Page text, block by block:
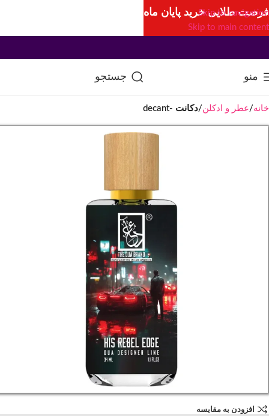
Skip to navigation
Skip to main content
منو جستجو
خانه عطر و ادکلن دکانت -decant
افزودن به مقایسه
فرصت طلایی خرید پایان ماه